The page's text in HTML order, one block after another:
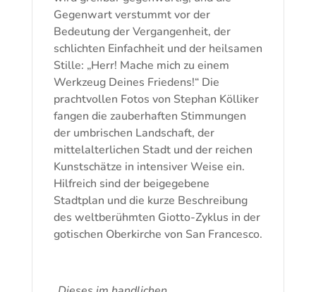
Gegenwart verstummt vor der
Bedeutung der Vergangenheit, der
schlichten Einfachheit und der heilsamen
Stille: „Herr! Mache mich zu einem
Werkzeug Deines Friedens!“ Die
prachtvollen Fotos von Stephan Kölliker
fangen die zauberhaften Stimmungen
der umbrischen Landschaft, der
mittelalterlichen Stadt und der reichen
Kunstschätze in intensiver Weise ein.
Hilfreich sind der beigegebene
Stadtplan und die kurze Beschreibung
des weltberühmten Giotto-Zyklus in der
gotischen Oberkirche von San Francesco.